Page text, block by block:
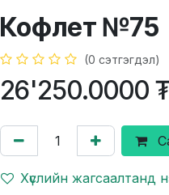
Кофлет №75
(0 сэтгэгдэл)
26'250.0000
Хүслийн жагсаалтанд